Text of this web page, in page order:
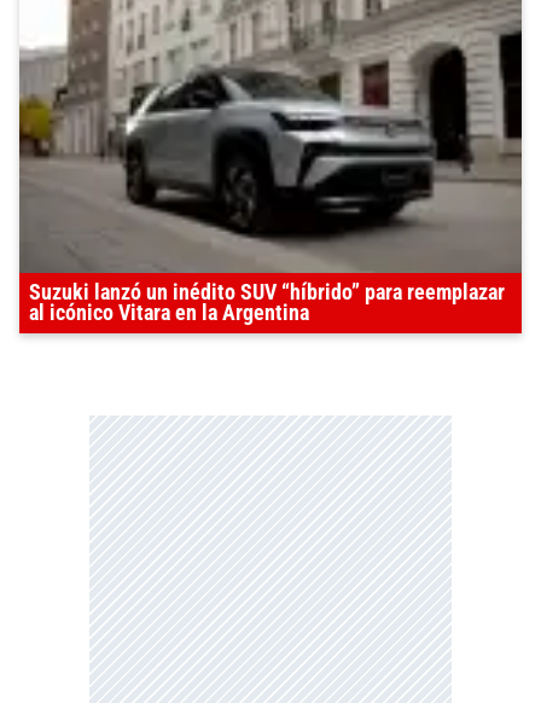
Suzuki lanzó un inédito SUV “híbrido” para reemplazar
al icónico Vitara en la Argentina